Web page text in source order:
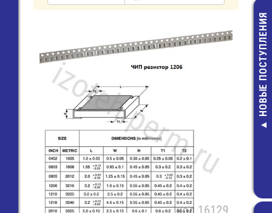
PBS28B
круглая
d=22, без
НОВЫЕ ПОСТУПЛЕНИЯ